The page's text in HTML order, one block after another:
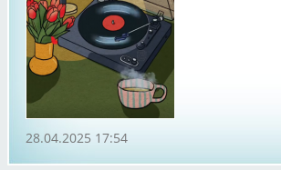
28.04.2025 17:54